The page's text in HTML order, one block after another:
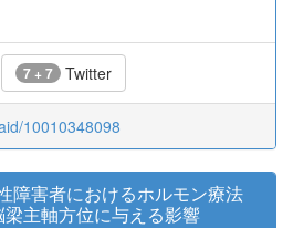
7 + 7 Twitter
10010348098
障害者におけるホルモン療法
主軸方位に与える影響